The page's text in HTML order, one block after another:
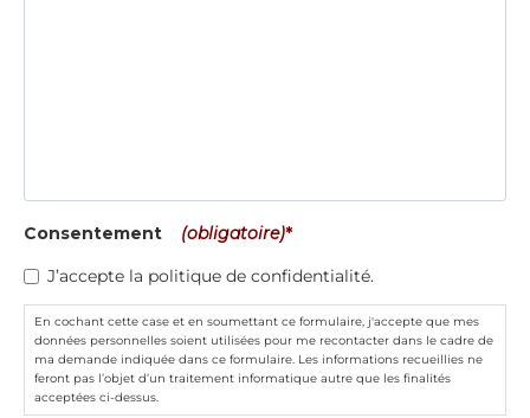
Consentement (obligatoire)*
J’accepte la politique de confidentialité.
En cochant cette case et en soumettant ce formulaire, j'accepte que mes
données personnelles soient utilisées pour me recontacter dans le cadre de
ma demande indiquée dans ce formulaire. Les informations recueillies ne
feront pas l’objet d’un traitement informatique autre que les finalités
acceptées ci-dessus.